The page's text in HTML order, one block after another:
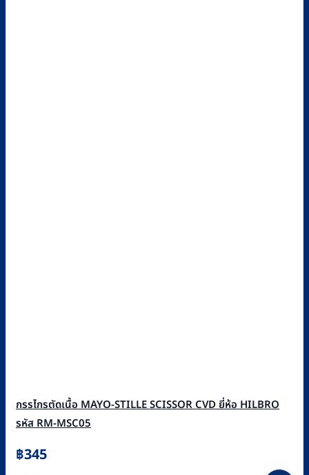
กรรไกรตัดเนื้อ MAYO-STILLE SCISSOR CVD ยี่ห้อ HILBRO
รหัส RM-MSC05
฿345